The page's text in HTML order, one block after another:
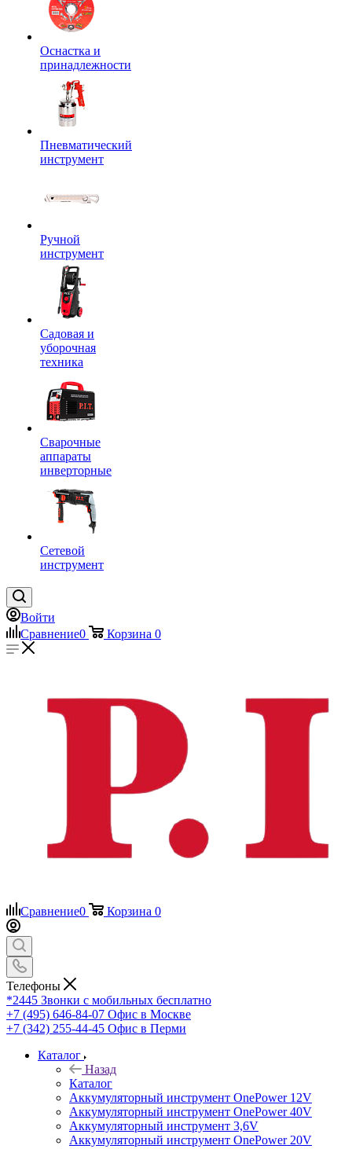
Оснастка и
принадлежности
Пневматический
инструмент
Ручной
инструмент
Садовая и
уборочная
техника
Сварочные
аппараты
инверторные
Сетевой
инструмент
Войти
Сравнение0 Корзина 0
Сравнение0 Корзина 0
Телефоны
*2445 Звонки с мобильных бесплатно
+7 (495) 646-84-07 Офис в Москве
+7 (342) 255-44-45 Офис в Перми
Каталог
Назад
Каталог
Аккумуляторный инструмент OnePower 12V
Аккумуляторный инструмент OnePower 40V
Аккумуляторный инструмент 3,6V
Аккумуляторный инструмент OnePower 20V